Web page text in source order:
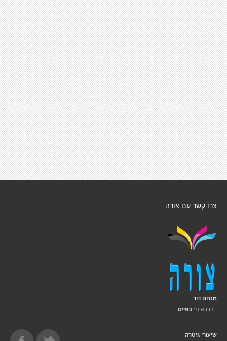
צרו קשר עם צורה
מנחם דוד
דברו איתי בפייס
שיעורי גיטרה